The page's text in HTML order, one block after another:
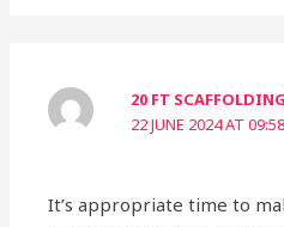
20 FT SCAFFOLDING
22 JUNE 2024 AT 09:58
It’s appropriate time to